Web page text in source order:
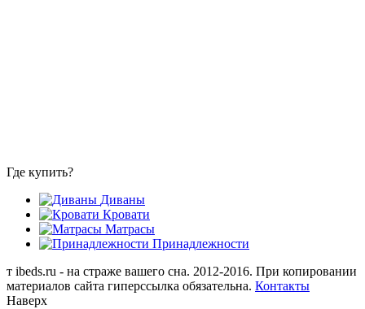
Где купить?
Диваны
Кровати
Матрасы
Принадлежности
т ibeds.ru - на страже вашего сна. 2012-2016. При копировании
материалов сайта гиперссылка обязательна. Контакты
Наверх